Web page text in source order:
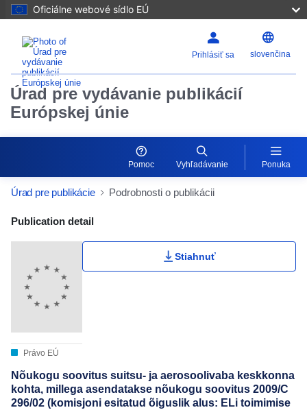
Oficiálne webové sídlo EÚ
Prihlásiť sa slovenčina
Úrad pre vydávanie publikácií
Európskej únie
Pomoc Vyhľadávanie Ponuka
Úrad pre publikácie Podrobnosti o publikácii
Publication Detail Actions Portlet
Publication detail
Právo EÚ
Stiahnuť
Nõukogu soovitus suitsu- ja aerosoolivaba keskkonna
kohta, millega asendatakse nõukogu soovitus 2009/C
296/02 (komisjoni esitatud õiguslik alus: ELi toimimise